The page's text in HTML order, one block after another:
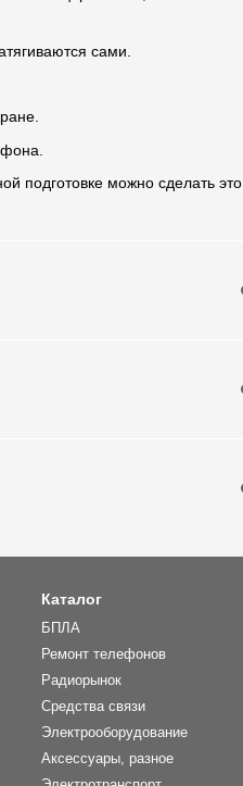
сами.
подготовке можно сделать это
Каталог
БПЛА
Ремонт телефонов
Радиорынок
Средства связи
Электрооборудование
Аксессуары, разное